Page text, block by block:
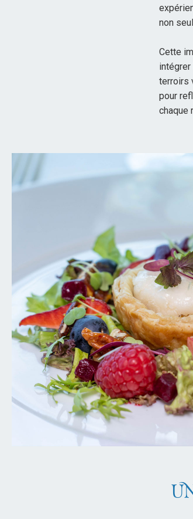
non
Cette
terroirs
pour
chaque